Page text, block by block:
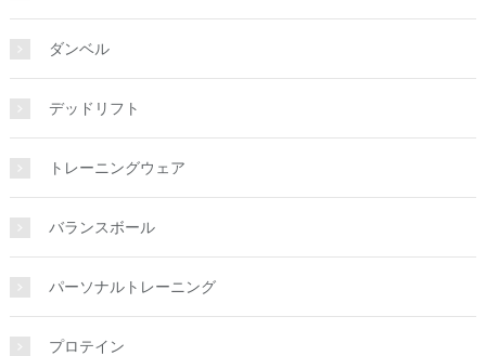
ダンベル
デッドリフト
トレーニングウェア
バランスボール
パーソナルトレーニング
プロテイン